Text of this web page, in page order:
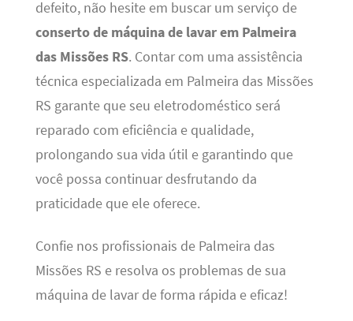
defeito, não hesite em buscar um serviço de
conserto de máquina de lavar em Palmeira
das Missões RS. Contar com uma assistência
técnica especializada em Palmeira das Missões
RS garante que seu eletrodoméstico será
reparado com eficiência e qualidade,
prolongando sua vida útil e garantindo que
você possa continuar desfrutando da
praticidade que ele oferece.
Confie nos profissionais de Palmeira das
Missões RS e resolva os problemas de sua
máquina de lavar de forma rápida e eficaz!